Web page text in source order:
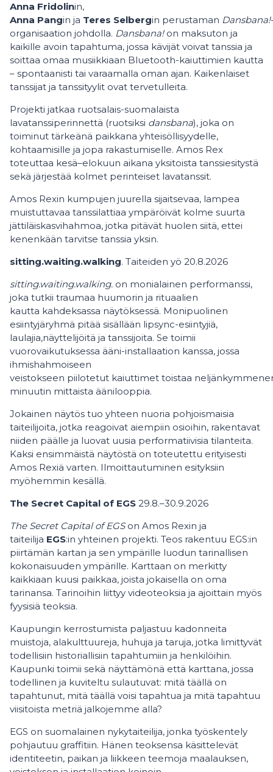
Anna Fridolinin,
Anna Pangin ja Teres Selbergin perustaman Dansbana!
organisaation johdolla. Dansbana!on maksuton ja
kaikille avoin tapahtuma, jossa kävijät voivat tanssia ja
soittaa omaa musiikkiaan Bluetooth-kaiuttimien kautta
– spontaanisti tai varaamalla oman ajan. Kaikenlaiset
tanssijat ja tanssityylit ovat tervetulleita.
Projekti jatkaa ruotsalais-suomalaista
lavatanssiperinnettä (ruotsiksi dansbana), joka on
toiminut tärkeänä paikkana yhteisöllisyydelle,
kohtaamisille ja jopa rakastumiselle. Amos Rex
toteuttaa kesä–elokuun aikana yksitoista tanssiesitystä
sekä järjestää kolmet perinteiset lavatanssit.
Amos Rexin kumpujen juurella sijaitsevaa, lampea
muistuttavaa tanssilattiaa ympäröivät kolme suurta
jättiläiskasvihahmoa, jotka pitävät huolen siitä, ettei
kenenkään tarvitse tanssia yksin.
sitting.waiting.walking. Taiteiden yö 20.8.2026
sitting.waiting.walking. on monialainen performanssi,
joka tutkii traumaa huumorin ja rituaalien
kautta kahdeksassa näytöksessä. Monipuolinen
esiintyjäryhmä pitää sisällään lipsync-esiintyjiä,
laulajia,näyttelijöitä ja tanssijoita. Se toimii
vuorovaikutuksessa ääni-installaation kanssa, jossa
ihmishahmoiseen
veistokseen piilotetut kaiuttimet toistaa
minuutin mittaista äänilooppia.
Jokainen näytös tuo yhteen nuoria pohjoismaisia
taiteilijoita, jotka reagoivat aiempiin osioihin, rakentavat
niiden päälle ja luovat uusia performatiivisia tilanteita.
Kaksi ensimmäistä näytöstä on toteutettu erityisesti
Amos Rexiä varten. Ilmoittautuminen esityksiin
myöhemmin kesällä.
The Secret Capital of EGS 29.8.–30.9.2026
The Secret Capital of EGSon Amos Rexin ja
taiteilija EGS:in yhteinen projekti. Teos rakentuu EGS:in
piirtämän kartan ja sen ympärille luodun tarinallisen
kokonaisuuden ympärille. Karttaan on merkitty
kaikkiaan kuusi paikkaa, joista jokaisella on oma
tarinansa. Tarinoihin liittyy videoteoksia ja ajoittain myös
fyysisiä teoksia.
Kaupungin kerrostumista paljastuu kadonneita
muistoja, alakulttuureja, huhuja ja taruja, jotka limittyvät
todellisiin historiallisiin tapahtumiin ja henkilöihin.
Kaupunki toimii sekä näyttämönä että karttana, jossa
todellinen ja kuviteltu sulautuvat: mitä täällä on
tapahtunut, mitä täällä voisi tapahtua ja mitä tapahtuu
viisitoista metriä jalkojemme alla?
EGS on suomalainen nykytaiteilija, jonka työskentely
pohjautuu graffitiin. Hänen teoksensa käsittelevät
identiteetin, paikan ja liikkeen teemoja maalauksen,